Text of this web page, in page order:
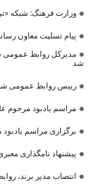
وزارت فرهنگ: شبکه
پیام تسلیت معاون
مدیرکل روابط عمومی
شد
رییس روابط عمومی
مراسم یادبود مرحوم
برگزاری مراسم یادبود
پیشنهاد نامگذاری
انتصاب مدیر برند،